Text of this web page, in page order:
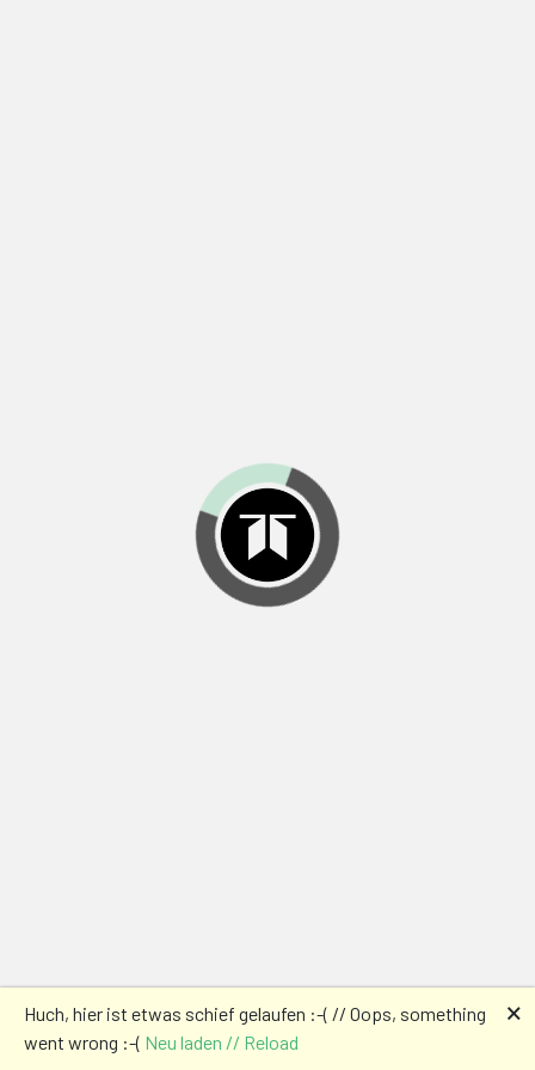
Huch, hier ist etwas schief gelaufen :-( // Oops, something
went wrong :-( Neu laden // Reload
🗙